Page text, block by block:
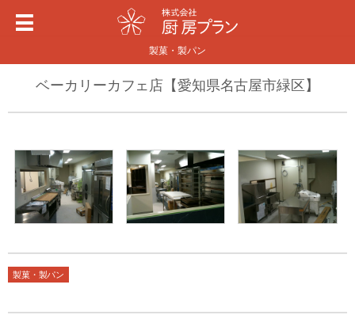
製菓・製パン
ベーカリーカフェ店【愛知県名古屋市緑区】
製菓・製パン